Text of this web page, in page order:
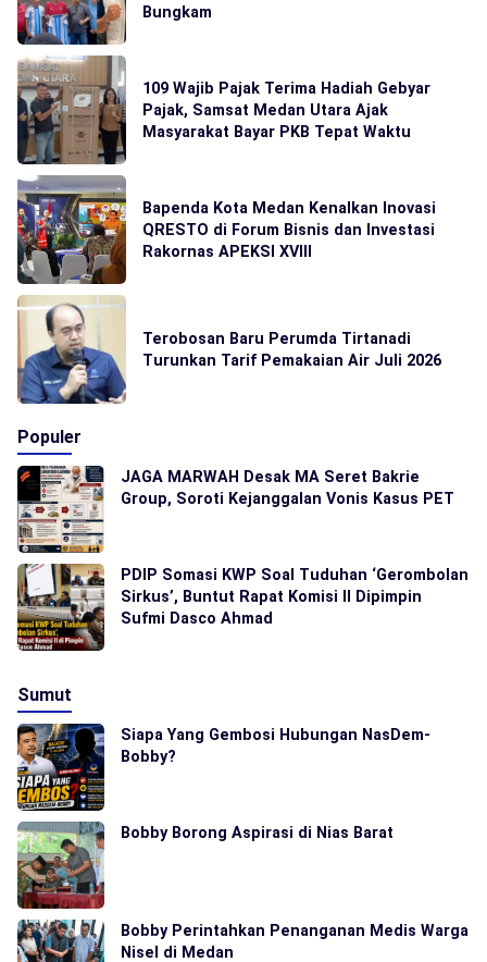
Bungkam
109 Wajib Pajak Terima Hadiah Gebyar
Pajak, Samsat Medan Utara Ajak
Masyarakat Bayar PKB Tepat Waktu
Bapenda Kota Medan Kenalkan Inovasi
QRESTO di Forum Bisnis dan Investasi
Rakornas APEKSI XVIII
Terobosan Baru Perumda Tirtanadi
Turunkan Tarif Pemakaian Air Juli 2026
Populer
JAGA MARWAH Desak MA Seret Bakrie
Group, Soroti Kejanggalan Vonis Kasus PET
PDIP Somasi KWP Soal Tuduhan ‘Gerombolan
Sirkus’, Buntut Rapat Komisi II Dipimpin
Sufmi Dasco Ahmad
Sumut
Siapa Yang Gembosi Hubungan NasDem-
Bobby?
Bobby Borong Aspirasi di Nias Barat
Bobby Perintahkan Penanganan Medis Warga
Nisel di Medan